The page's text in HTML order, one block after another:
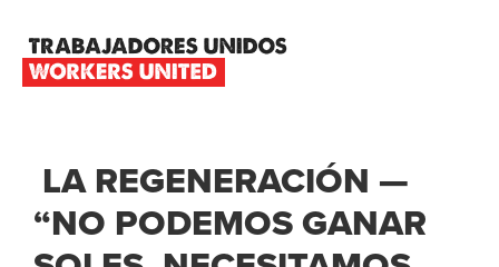
primary
navigation
main
content
footer
TRABAJADORES
UNITED
LA REGENERACIÓN —
“NO PODEMOS GANAR